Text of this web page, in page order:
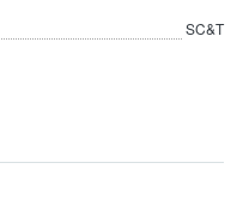
SC&T